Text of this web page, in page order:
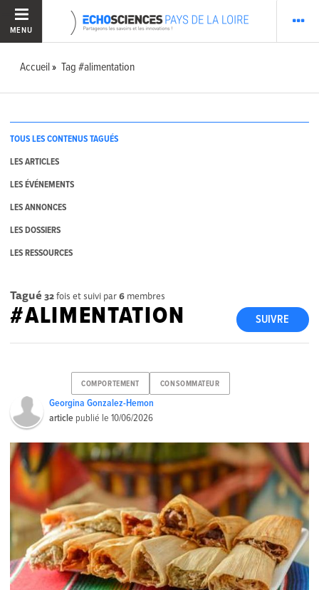
MENU
Accueil Tag #alimentation
TOUS LES CONTENUS TAGUÉS
LES ARTICLES
LES ÉVÉNEMENTS
LES ANNONCES
LES DOSSIERS
LES RESSOURCES
Tagué 32fois et suivi par6 membres
SUIVRE
#ALIMENTATION
COMPORTEMENT CONSOMMATEUR
Georgina Gonzalez-Hemon
article publié le10/06/2026